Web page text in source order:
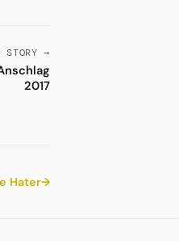
STORY →
2017
Hater→